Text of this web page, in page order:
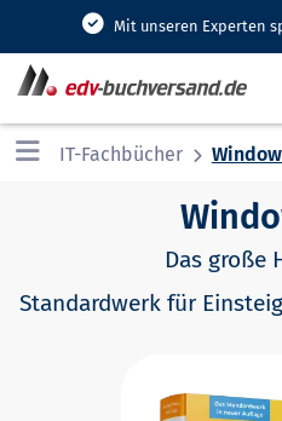
Mit unseren Experten
IT-Fachbücher
Das große
Standardwerk für